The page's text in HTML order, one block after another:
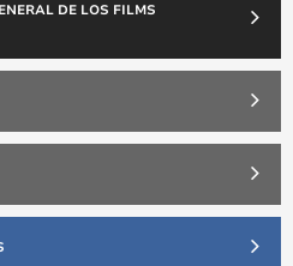
DE LOS FILMS